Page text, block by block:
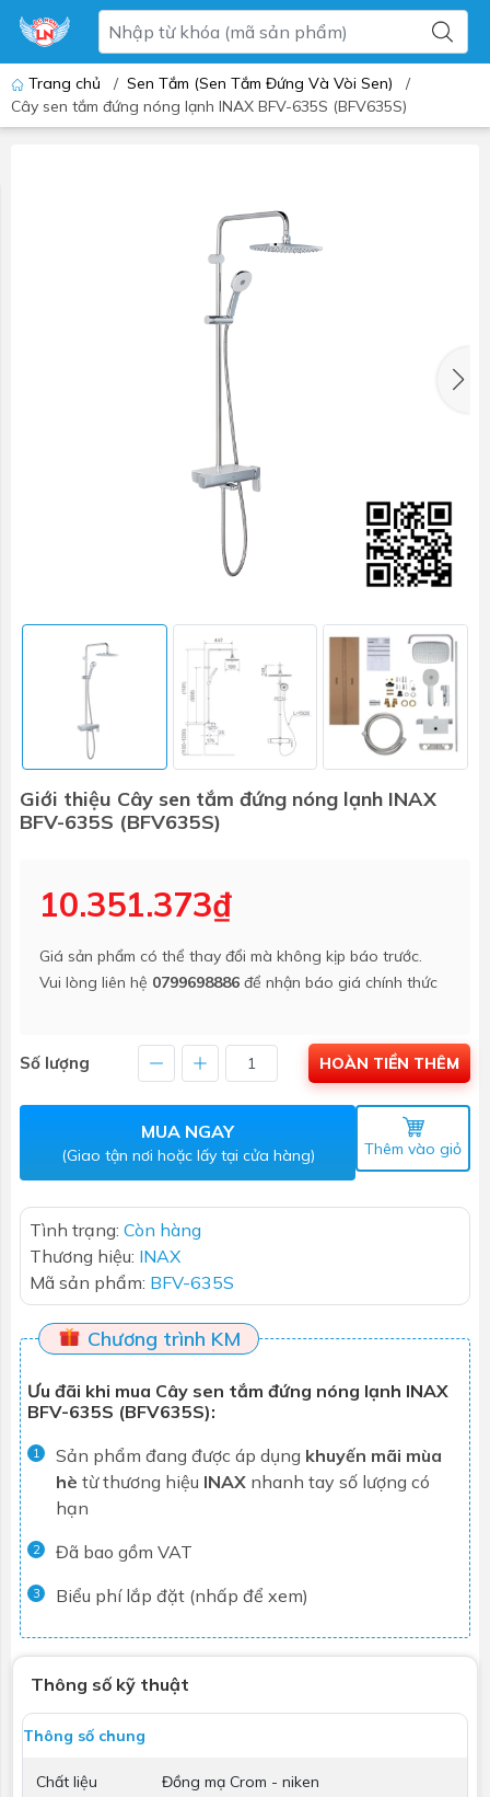
Trang chủ / Sen Tắm (Sen Tắm Đứng Và Vòi Sen)
/
Cây sen tắm đứng nóng lạnh INAX BFV-635S (BFV635S)
Giới thiệu Cây sen tắm đứng nóng lạnh INAX
BFV-635S (BFV635S)
10.351.373₫
Giá sản phẩm có thể thay đổi mà không kịp báo trước.
Vui lòng liên hệ 0799698886 để nhận báo giá chính thức
Số lượng HOÀN TIỀN THÊM
MUA NGAY
(Giao tận nơi hoặc lấy tại cửa hàng) Thêm vào giỏ
Tình trạng: Còn hàng
Thương hiệu: INAX
Mã sản phẩm: BFV-635S
Chương trình KM
Ưu đãi khi mua Cây sen tắm đứng nóng lạnh INAX
BFV-635S (BFV635S):
1 Sản phẩm đang được áp dụng khuyến mãi mùa
hè từ thương hiệu INAX nhanh tay số lượng có
hạn
2 Đã bao gồm VAT
3 Biểu phí lắp đặt (nhấp để xem)
Thông số kỹ thuật
Thông số chung
Chất liệu Đồng mạ Crom - niken